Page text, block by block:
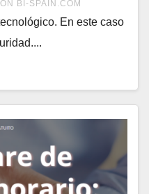
BI-SPAIN.COM
En este caso